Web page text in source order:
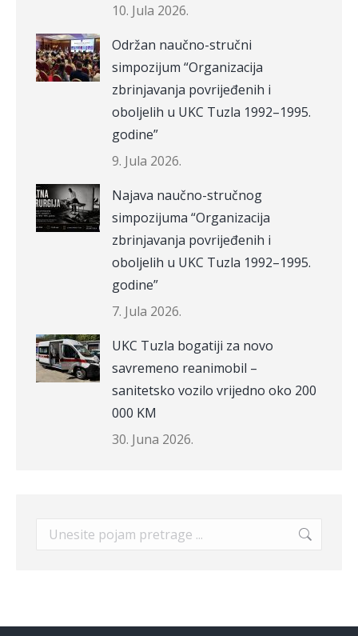
10. Jula 2026.
Održan naučno-stručni
simpozijum “Organizacija
zbrinjavanja povrijeđenih i
oboljelih u UKC Tuzla 1992–1995.
godine”
9. Jula 2026.
Najava naučno-stručnog
simpozijuma “Organizacija
zbrinjavanja povrijeđenih i
oboljelih u UKC Tuzla 1992–1995.
godine”
7. Jula 2026.
UKC Tuzla bogatiji za novo
savremeno reanimobil –
sanitetsko vozilo vrijedno oko 200
000 KM
30. Juna 2026.
Search: